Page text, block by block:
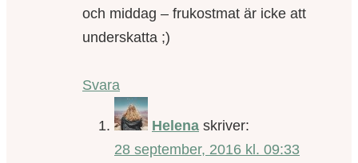
och middag – frukostmat är icke att
underskatta ;)
Svara
Helena skriver:
28 september, 2016 kl. 09:33